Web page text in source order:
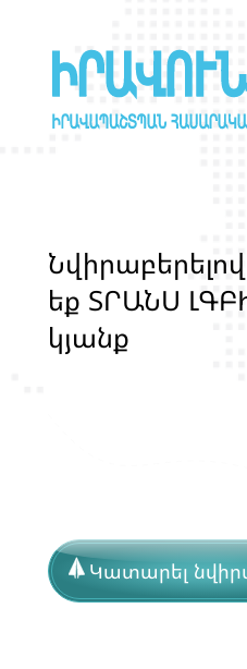
Նվիրաբերելով
եք ՏՐԱՆՍ ԼԳԲ
կյանք
Կատարել